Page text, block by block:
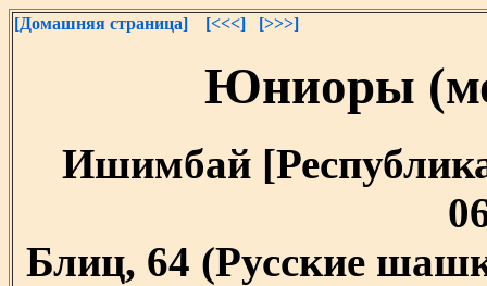
[Домашняя страница] [<<<] [>>>]
Юниоры
Ишимбай
Блиц, 64 (Русские